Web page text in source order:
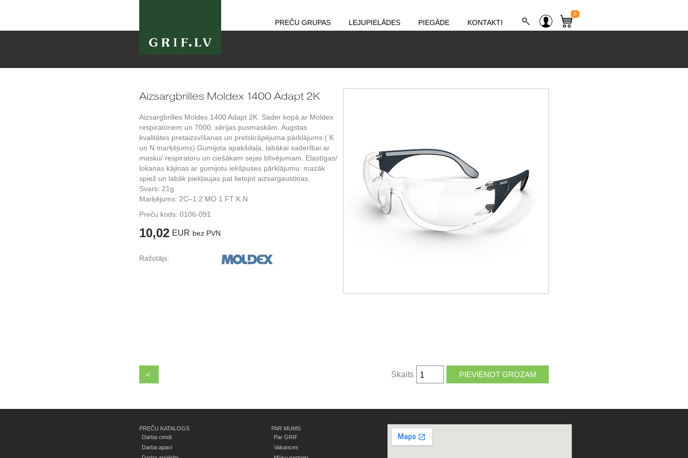
PREČU GRUPAS LEJUPIELĀDES PIEGĀDE KONTAKTI
0
Aizsargbrilles Moldex 1400 Adapt 2K
Aizsargbrilles Moldex 1400 Adapt 2K. Sader kopā ar Moldex
respiratoriem un 7000. sērijas pusmaskām. Augstas
kvalitātes pretaizsvīšanas un pretskrāpējuma pārklājums ( K
un N marķējums).Gumijota apakšdaļa, labākai saderībai ar
masku/ respiratoru un ciešākam sejas blīvējumam. Elastīgas/
lokanas kājiņas ar gumijotu iekšpuses pārklājumu: mazāk
spiež un labāk piekļaujas pat lietojot aizsargaustiņas.
Svars: 21g
Marķējums: 2C–1.2 MO 1 FT K N
Preču kods: 0106-091
10,02 EUR bez PVN
Ražotājs:
< Skaits
PREČU KATALOGS
Darba cimdi
Darba apavi
PAR MUMS
Par GRIF
Vakances